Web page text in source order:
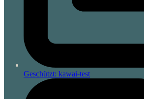
Geschützt: kawai-test